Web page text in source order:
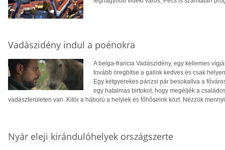
Vadászidény indul a poénokra
A belga-francia Vadászidény, egy kellemes
tovább öregbítse a gallok kedves és csak
Egy kétgyerekes párizsi pár besokallva a
egy hatalmas birtokot, hogy megéljék a
vadászterületen van. Kitör a háború a helyiek és főhőseink közt. Nézzük
Nyár eleji kirándulóhelyek országszerte